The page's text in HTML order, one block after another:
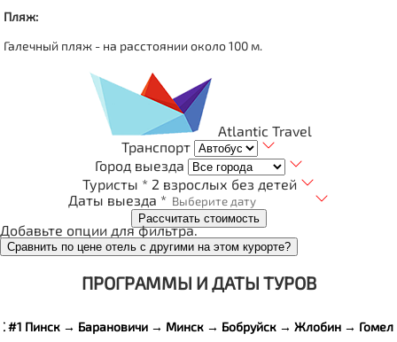
Пляж:
Галечный пляж - на расстоянии около 100 м.
Atlantic Travel
Транспорт
Город выезда
Туристы * 2 взрослых без детей
Даты выезда *
Рассчитать стоимость
Добавьте опции для фильтра.
Сравнить по цене отель с другими на этом курорте?
ПРОГРАММЫ И ДАТЫ ТУРОВ
#1 Пинск → Барановичи → Минск → Бобруйск → Жлобин →